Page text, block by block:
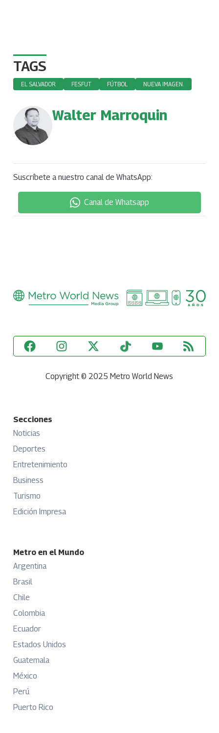
TAGS
EL SALVADOR FESFUT FÚTBOL NUEVA IMAGEN.
Walter Marroquin
Suscríbete a nuestro canal de WhatsApp:
Canal de Whatsapp
Copyright © 2025 Metro World News
Secciones
Noticias
Deportes
Entretenimiento
Business
Turismo
Edición Impresa
Metro en el Mundo
Argentina
Brasil
Chile
Colombia
Ecuador
Estados Unidos
Guatemala
México
Perú
Puerto Rico